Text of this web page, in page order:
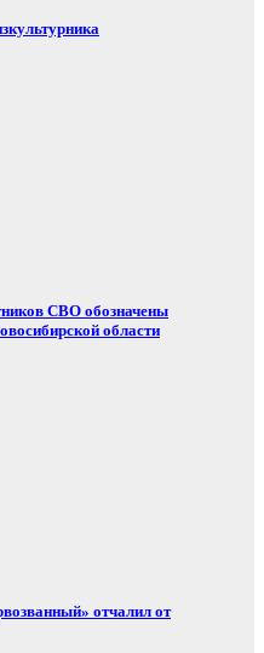
СВО обозначены
области
отчалил от